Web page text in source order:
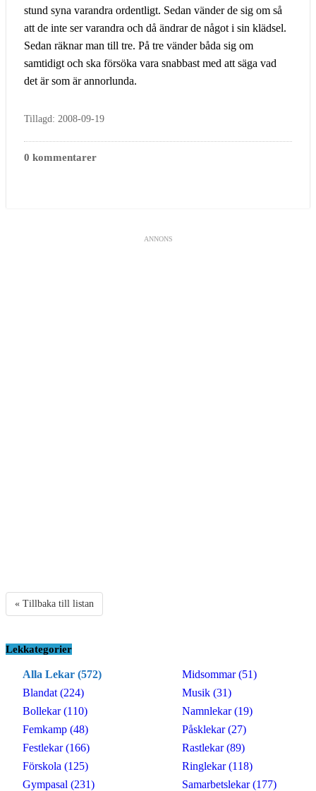
stund syna varandra ordentligt. Sedan vänder de sig om så
att de inte ser varandra och då ändrar de något i sin klädsel.
Sedan räknar man till tre. På tre vänder båda sig om
samtidigt och ska försöka vara snabbast med att säga vad
det är som är annorlunda.
Tillagd: 2008-09-19
0 kommentarer
ANNONS
« Tillbaka till listan
Lekkategorier
Alla Lekar (572)
Blandat (224)
Bollekar (110)
Femkamp (48)
Festlekar (166)
Förskola (125)
Gympasal (231)
Midsommar (51)
Musik (31)
Namnlekar (19)
Påsklekar (27)
Rastlekar (89)
Ringlekar (118)
Samarbetslekar (177)